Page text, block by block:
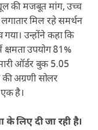
की मजबूत मांग, उच्च
मिल रहे समर्थन
उन्होंने कहा कि
क्षमता उपयोग 81%
ऑर्डर बुक 5.05
की अग्रणी सोलर
है।
के लिए दी जा रही है।